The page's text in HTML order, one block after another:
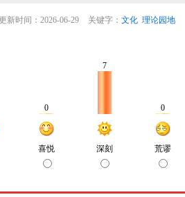
新时间：2026-06-29 关键字：文化 理论园地